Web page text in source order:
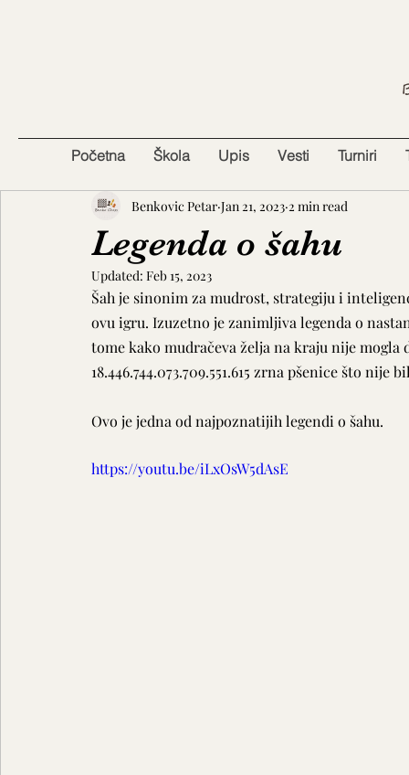
Početna Škola Upis Vesti Turniri
Legenda o šahu
Benkovic Petar Jan 21, 2023 2 min read
Updated: Feb 15, 2023
Šah je sinonim za mudrost, strategiju i
ovu igru. Izuzetno je zanimljiva legenda o
tome kako mudračeva želja na kraju nije mogla
18.446.744.073.709.551.615 zrna pšenice što nije
Ovo je jedna od najpoznatijih legendi o šahu.
https://youtu.be/iLxOsW5dAsE